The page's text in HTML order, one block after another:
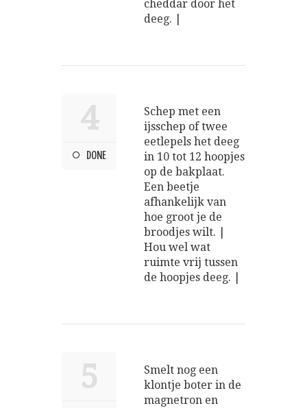
cheddar door het
deeg. |
4
DONE
Schep met een
ijsschep of twee
eetlepels het deeg
in 10 tot 12 hoopjes
op de bakplaat.
Een beetje
afhankelijk van
hoe groot je de
broodjes wilt. |
Hou wel wat
ruimte vrij tussen
de hoopjes deeg. |
5
Smelt nog een
klontje boter in de
magnetron en